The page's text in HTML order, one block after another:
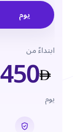
يوم
ابتداءً من450 يوم